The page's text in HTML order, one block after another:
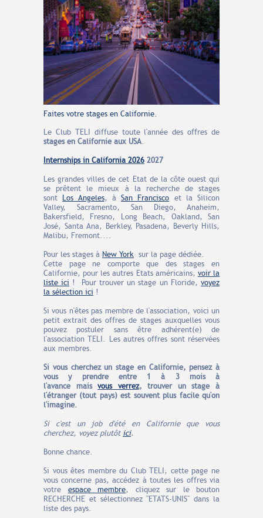
Faites votre stages en Californie.
Le Club TELI diffuse toute l'année des offres de
stages en Californie aux USA.
Internships in California 2026 2027
Les grandes villes de cet Etat de la côte ouest qui
se prêtent le mieux à la recherche de stages
sont
Los Angeles, à San Francisco et la Silicon
Valley, Sacramento, San Diego, Anaheim,
Bakersfield, Fresno, Long Beach, Oakland, San
José, Santa Ana, Berkley, Pasadena, Beverly Hills,
Malibu, Fremont....
Pour les stages à New York sur la page dédiée.
Cette page ne comporte que des stages en
Californie, pour les autres Etats américains, voir la
liste ici ! Pour trouver un stage un Floride,voyez
la sélection ici !
Si vous n'êtes pas membre de l'association, voici un
petit extrait des offres de stages auxquelles vous
pouvez postuler sans être adhérent(e) de
l'association TELI. Les autres offres sont réservées
aux membres.
Si vous cherchez un stage en Californie, pensez à
vous y prendre entre 1 à 3 mois à
l'avance
maisvous verrez, trouver un stage à
l'étranger (tout pays) est souvent plus facile qu'on
l'imagine.
Si c'est un job d'été en Californie que vous
cherchez, voyez plutôt ici.
Bonne chance.
Si vous êtes membre du Club TELI, cette page ne
vous concerne pas, accédez à toutes les offres via
votre espace membre, cliquez sur le bouton
RECHERCHE et sélectionnez "ETATS-UNIS" dans la
liste des pays.